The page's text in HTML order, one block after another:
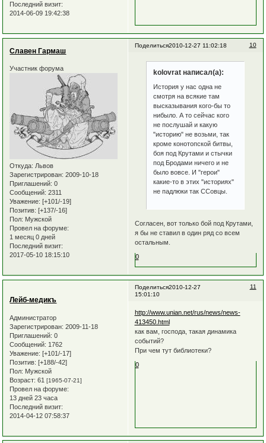
Последний визит:
2014-06-09 19:42:38
Поделиться 10
2010-12-27 11:02:18
Славен Гармаш
Участник форума
Откуда: Львов
Зарегистрирован: 2009-10-18
Приглашений: 0
Сообщений: 2311
Уважение: [+101/-19]
Позитив: [+137/-16]
Пол: Мужской
Провел на форуме:
1 месяц 0 дней
Последний визит:
2017-05-10 18:15:10
kolovrat написал(а):
История у нас одна не
смотря на всякие там
высказывания кого-бы то
нибыло. А то сейчас кого
не послушай и какую
"историю" не возьми, так
кроме конотопской битвы,
боя под Крутами и стычки
под Бродами ничего и не
было вовсе. И "герои"
какие-то в этих "историях"
не падлюки так ССовцы.
Согласен, вот только бой под Крутами,
я бы не ставил в один ряд со всем
остальным.
0
Поделиться 11
2010-12-27
15:01:10
Лейб-медикъ
Администратор
Зарегистрирован: 2009-11-18
Приглашений: 0
Сообщений: 1762
Уважение: [+101/-17]
Позитив: [+188/-42]
Пол: Мужской
Возраст: 61[1965-07-21]
Провел на форуме:
13 дней 23 часа
Последний визит:
2014-04-12 07:58:37
http://www.unian.net/rus/news/news-
413450.html
как вам, господа, такая динамика
событий?
При чем тут библиотеки?
0